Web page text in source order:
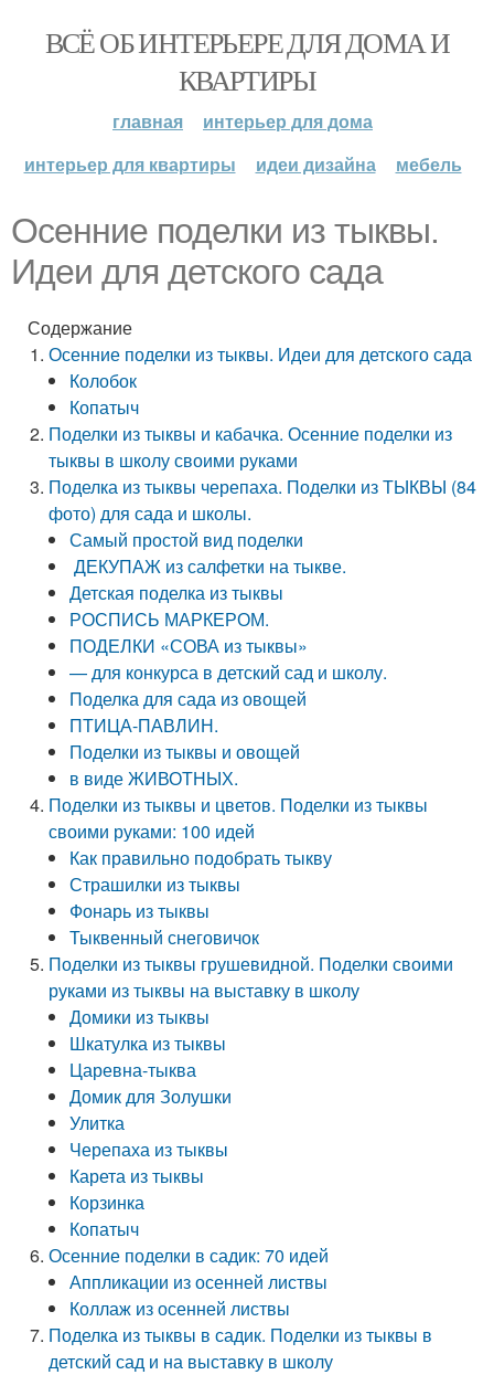
ВСЁ ОБ ИНТЕРЬЕРЕ ДЛЯ ДОМА И
КВАРТИРЫ
главная
интерьер для дома
интерьер для квартиры
идеи дизайна мебель
Осенние поделки из тыквы.
Идеи для детского сада
Содержание
Осенние поделки из тыквы. Идеи для детского сада
Колобок
Копатыч
Поделки из тыквы и кабачка. Осенние поделки из
тыквы в школу своими руками
Поделка из тыквы черепаха. Поделки из ТЫКВЫ (84
фото) для сада и школы.
Самый простой вид поделки
ДЕКУПАЖ из салфетки на тыкве.
Детская поделка из тыквы
РОСПИСЬ МАРКЕРОМ.
ПОДЕЛКИ «СОВА из тыквы»
— для конкурса в детский сад и школу.
Поделка для сада из овощей
ПТИЦА-ПАВЛИН.
Поделки из тыквы и овощей
в виде ЖИВОТНЫХ.
Поделки из тыквы и цветов. Поделки из тыквы
своими руками: 100 идей
Как правильно подобрать тыкву
Страшилки из тыквы
Фонарь из тыквы
Тыквенный снеговичок
Поделки из тыквы грушевидной. Поделки своими
руками из тыквы на выставку в школу
Домики из тыквы
Шкатулка из тыквы
Царевна-тыква
Домик для Золушки
Улитка
Черепаха из тыквы
Карета из тыквы
Корзинка
Копатыч
Осенние поделки в садик: 70 идей
Аппликации из осенней листвы
Коллаж из осенней листвы
Поделка из тыквы в садик. Поделки из тыквы в
детский сад и на выставку в школу